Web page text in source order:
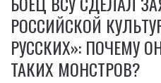
РОССИЙСКОЙ
РУССКИХ»: ПОЧЕМУ
ТАКИХ МОНСТРОВ?